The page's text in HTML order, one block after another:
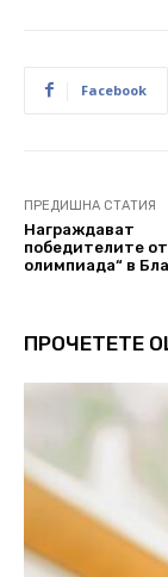
Facebook
ПРЕДИШНА СТАТИЯ
Награждават
победителите
олимпиада“ в
ПРОЧЕТЕТЕ